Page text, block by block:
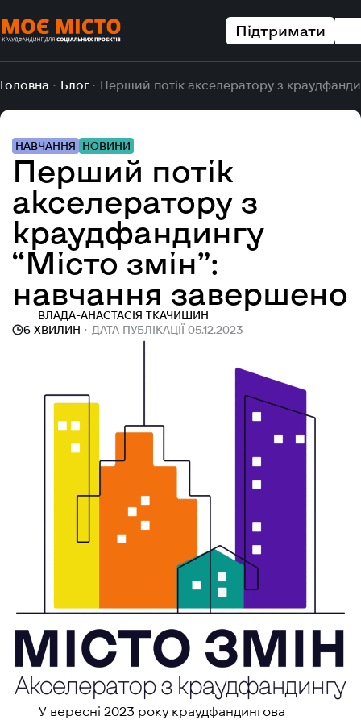
Підтримати
Головна Блог Перший потік акселератору з
НАВЧАННЯ НОВИНИ
Перший потік
акселератору з
краудфандингу
“Місто змін”:
навчання завершено
ВЛАДА-АНАСТАСІЯ ТКАЧИШИН
6 ХВИЛИН
ДАТА ПУБЛІКАЦІЇ 05.12.2023
У вересні 2023 року краудфандингова